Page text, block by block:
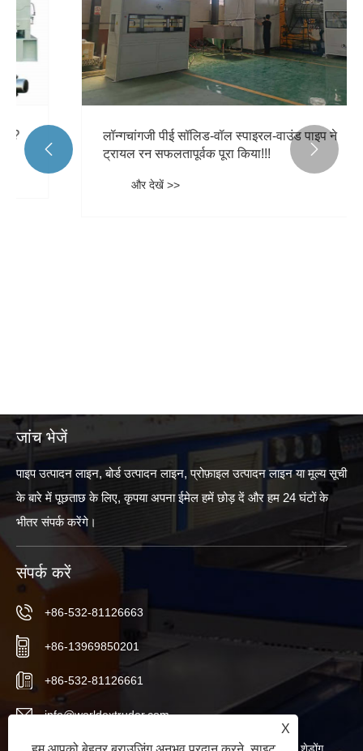
लॉन्गचांगजी पीई सॉलिड-वॉल स्पाइरल-वाउंड पाइप ने
ट्रायल रन सफलतापूर्वक पूरा किया!!!
 
जांच भेजें
पाइप उत्पादन लाइन, बोर्ड उत्पादन लाइन, प्रोफ़ाइल उत्पादन लाइन या मूल्य सूची
के बारे में पूछताछ के लिए, कृपया अपना ईमेल हमें छोड़ दें और हम 24 घंटों के
भीतर संपर्क करेंगे।
संपर्क करें
+86-532-81126663
+86-13969850201
+86-532-81126661
info@worldextruder.com
नुओज़ुआंग, सानलिहे कार्यालय, जियाओझोउ शहर, क़िंगदाओ शहर, शेडोंग
X